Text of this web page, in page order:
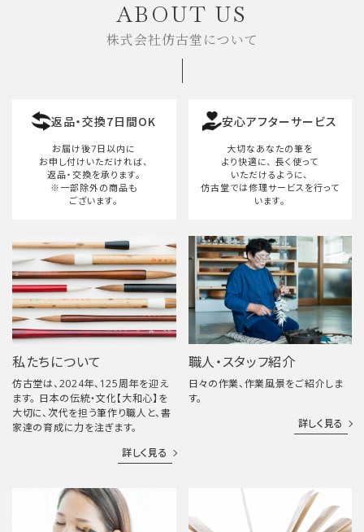
ABOUT US
株式会社仿古堂について
返品・交換7日間OK
お届け後7日以内に
お申し付けいただければ、
返品・交換を承ります。
※一部除外の商品も
ございます。
安心アフターサービス
大切なあなたの筆を
より快適に、 長く使って
いただけるように、
仿古堂では修理サービスを行って
います。
私たちについて
仿古堂は、2024年、125周年を迎え
ます。 日本の伝統・文化【大和心】を
大切に、次代を担う筆作り職人と、書
家達の育成に力を注ぎます。
詳しく見る
職人・スタッフ紹介
日々の作業、作業風景をご紹介しま
す。
詳しく見る